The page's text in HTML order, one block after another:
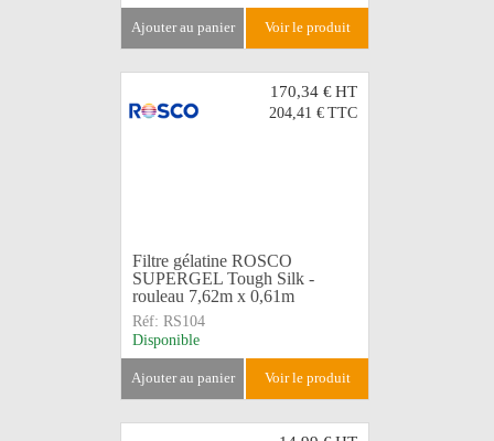
ajouter au panier voir le produit
170,34 €HT
204,41 € TTC
Filtre gélatine ROSCO
SUPERGEL Tough Silk -
rouleau 7,62m x 0,61m
Réf: RS104
Disponible
ajouter au panier voir le produit